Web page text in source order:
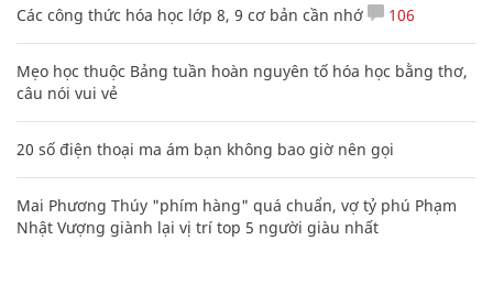
Các công thức hóa học lớp 8, 9 cơ bản cần nhớ 106
Mẹo học thuộc Bảng tuần hoàn nguyên tố hóa học bằng thơ,
câu nói vui vẻ
20 số điện thoại ma ám bạn không bao giờ nên gọi
Mai Phương Thúy "phím hàng" quá chuẩn, vợ tỷ phú Phạm
Nhật Vượng giành lại vị trí top 5 người giàu nhất